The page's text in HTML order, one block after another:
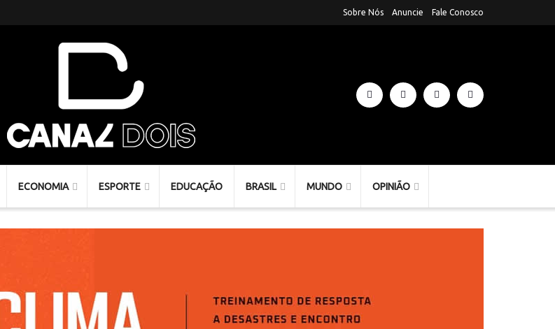
Sobre Nós Anuncie Fale Conosco
ECONOMIA ESPORTE EDUCAÇÃO BRASIL MUNDO OPINIÃO